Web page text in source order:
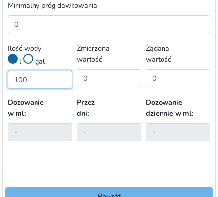
Minimalny próg dawkowania
Ilość wody
l
gal
Zmierzona
wartość
Żądana
wartość
Dozowanie
w ml:
Przez
dni:
Dozowanie
dziennie w ml: